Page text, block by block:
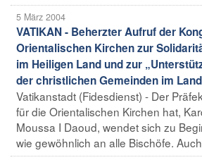
5 März 2004
VATIKAN - Beherzter Aufruf der
Orientalischen Kirchen zur
im Heiligen Land und zur
der christlichen Gemeinden im
Vatikanstadt (Fidesdienst) - Der
für die Orientalischen Kirchen hat,
Moussa I Daoud, wendet sich zu
wie gewöhnlich an alle Bischöfe.